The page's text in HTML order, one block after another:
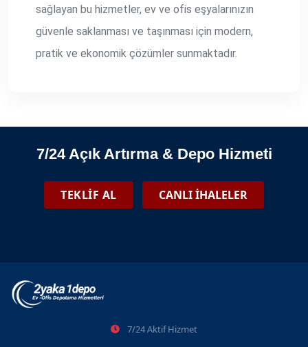
sağlayan bu hizmetler, ev ve ofis eşyalarınızın
güvenle saklanması ve taşınması için modern,
pratik ve ekonomik çözümler sunmaktadır.
7/24 Açık Artırma & Depo Hizmeti
TEKLİF AL CANLI İHALELER
7/24 Aktif Hizmet